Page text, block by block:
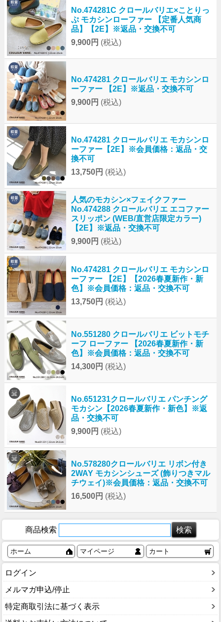
No.474281C クロールバリエ×ことりっ
ぷ モカシンローファー 【定番人気商
品】【2E】※返品・交換不可
9,900円 (税込)
No.474281 クロールバリエ モカシンロ
ーファー 【2E】※返品・交換不可
9,900円 (税込)
No.474281 クロールバリエ モカシンロ
ーファー【2E】※会員価格：返品・交
換不可
13,750円 (税込)
人気のモカシン×フェイクファー
No.474288 クロールバリエ エコファー
スリッポン (WEB/直営店限定カラー)
【2E】※返品・交換不可
9,900円 (税込)
No.474281 クロールバリエ モカシンロ
ーファー 【2E】【2026春夏新作・新
色】※会員価格：返品・交換不可
13,750円 (税込)
No.551280 クロールバリエ ビットモチ
ーフ ローファー 【2026春夏新作・新
色】※会員価格：返品・交換不可
14,300円 (税込)
No.651231クロールバリエ パンチング
モカシン【2026春夏新作・新色】※返
品・交換不可
9,900円 (税込)
No.578280クロールバリエ リボン付き
2WAY モカシンシューズ (飾りつきマル
チウェイ)※会員価格：返品・交換不可
16,500円 (税込)
商品検索
ホーム マイページ カート
ログイン
メルマガ申込/停止
特定商取引法に基づく表示